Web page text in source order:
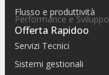
Flusso e produttività
Performance e Sviluppo
Offerta Rapidoo
Servizi Tecnici
Sistemi gestionali